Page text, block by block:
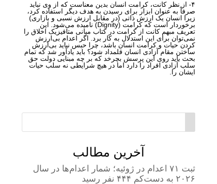
۴- از نظر کانت، کرامت انسان بدین معناست که از وی نباید
صرفاً به عنوان ابزار برای رسیدن به هدف دیگر استفاده کرد،
زیرا انسان یک ارزش ذاتی (در مقابل ارزش نسبی و بازاری)
برخوردار است که کرامت (Dignity) نامیده می‌شود. این
تعریف مبهم کانت از کرامت در کتاب مبانی متافیزیک اخلاق را
نمی‌توان برای این استدلال به کار برد. اگر اعدام بی‌ارزش
کردن حیات و کرامت انسان باشد، چرا حبس نباید بی‌ارزش
ساختن مقام آزادی انسان قلمداد شود؟ باید یادآور شد که تمام
بحث باید روی این پرسش بچرخد که بر چه مبنایی دولت حق
سلب آزادی افراد را دارد اما در هیچ شرایطی نه سلب حیات
ایشان را.
آخرین مطالب
ثبت ۷۱ اعدام در ژوئیه؛ شمار اعدام‌ها در سال
۲۰۲۶ به دست‌کم ۴۴۴ نفر رسید